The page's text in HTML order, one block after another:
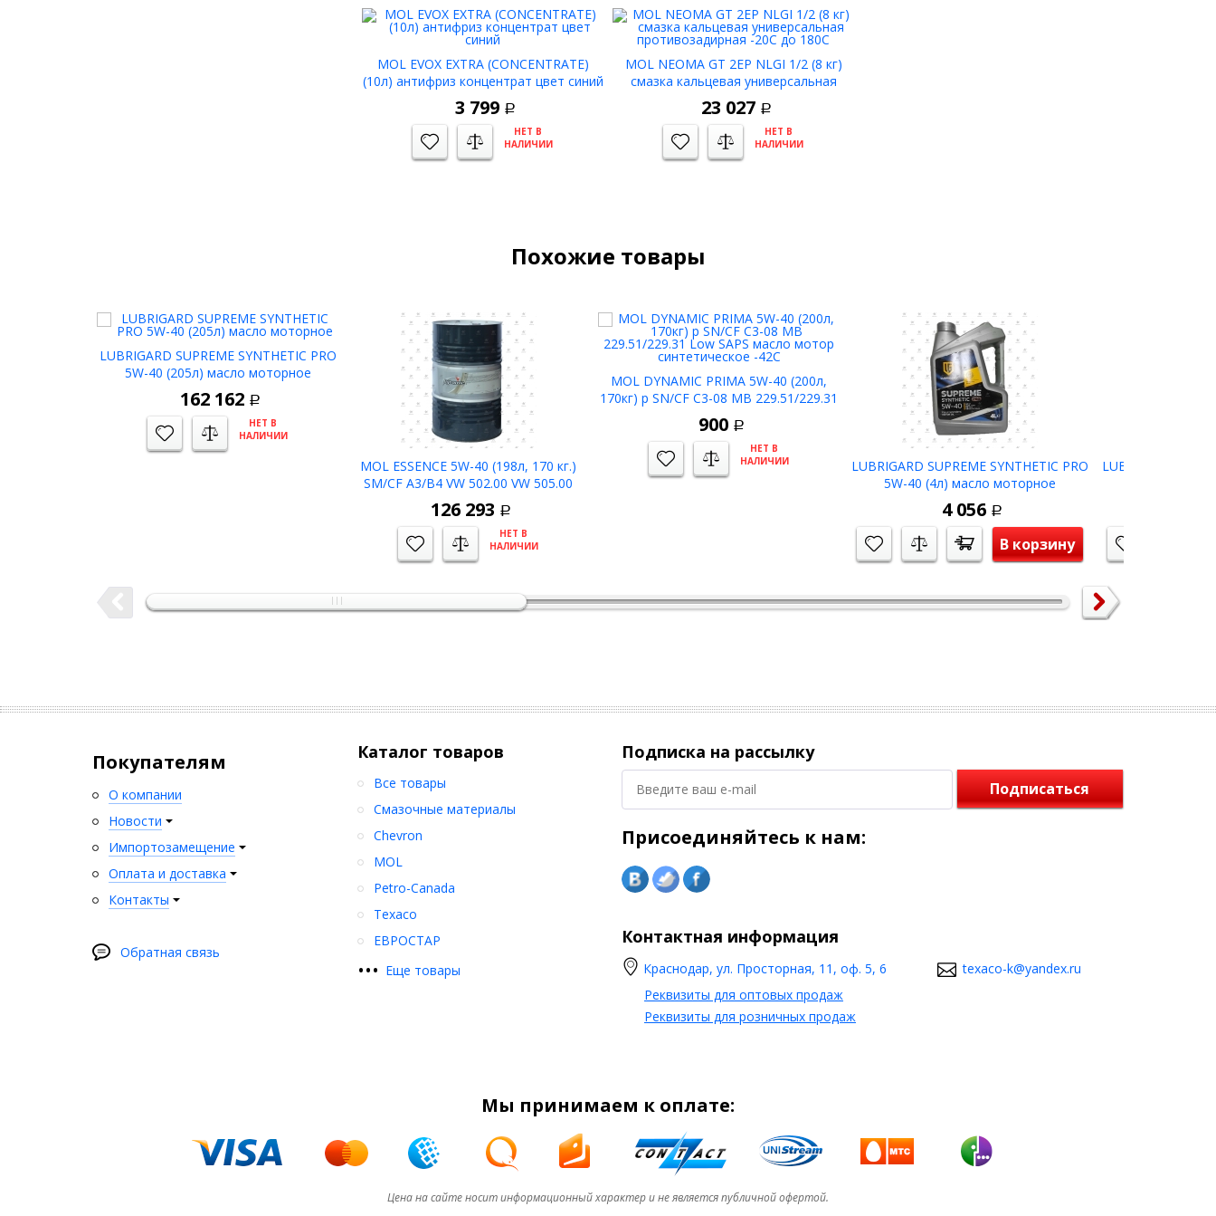
MOL EVOX EXTRA (CONCENTRATE)
(10л) антифриз концентрат цвет синий
3 799 Р
НЕТ В
НАЛИЧИИ
MOL NEOMA GT 2EP NLGI 1/2 (8 кг)
смазка кальцевая универсальная
противозадирная -20С до 180С
23 027 Р
НЕТ В
НАЛИЧИИ
Похожие товары
LUBRIGARD SUPREME SYNTHETIC PRO
5W-40 (205л) масло моторное
162 162 Р
НЕТ В
НАЛИЧИИ
MOL ESSENCE 5W-40 (198л, 170 кг.)
SM/CF A3/B4 VW 502.00 VW 505.00
масло моторное синтетическое -42C
126 293 Р
НЕТ В
НАЛИЧИИ
MOL DYNAMIC PRIMA 5W-40 (200л,
170кг) р SN/CF C3-08 MB 229.51/229.31
Low SAPS масло мотор синтетическое
-42C
900 Р
НЕТ В
НАЛИЧИИ
LUBRIGARD SUPREME SYNTHETIC PRO
5W-40 (4л) масло моторное
4 056 Р
В корзину
LUBRIGARD
Покупателям
О компании
Новости
Импортозамещение
Оплата и доставка
Контакты
Обратная связь
Каталог товаров
••• Еще товары
Все товары
Смазочные материалы
Chevron
MOL
Petro-Canada
Texaco
ЕВРОСТАР
Подписка на рассылку
Подписаться
Присоединяйтесь к нам:
Контактная информация
Краснодар, ул. Просторная, 11, оф. 5, 6
texaco-k@yandex.ru
Реквизиты для оптовых продаж
Реквизиты для розничных продаж
Мы принимаем к оплате:
Цена на сайте носит информационный характер и не является публичной офертой.